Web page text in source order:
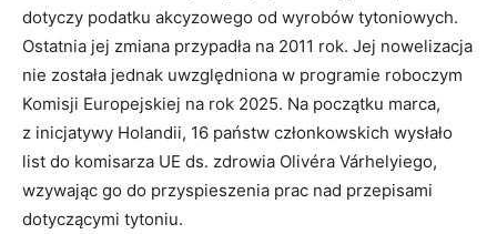
dotyczy podatku akcyzowego od wyrobów tytoniowych.
Ostatnia jej zmiana przypadła na 2011 rok. Jej nowelizacja
nie została jednak uwzględniona w programie roboczym
Komisji Europejskiej na rok 2025. Na początku marca,
z inicjatywy Holandii, 16 państw członkowskich wysłało
list do komisarza UE ds. zdrowia Olivéra Várhelyiego,
wzywając go do przyspieszenia prac nad przepisami
dotyczącymi tytoniu.